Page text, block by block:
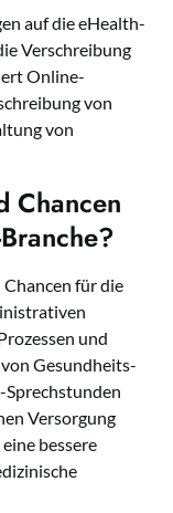
auf die eHealth-
Verschreibung
Online-
von
von
Chancen
für die
und
Gesundheits-
Versorgung
bessere